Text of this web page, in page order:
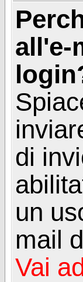
all'e-
di
un
mail
Vai